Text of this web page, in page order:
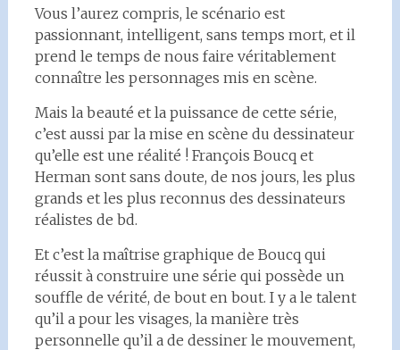
Vous l’aurez compris, le scénario est
passionnant, intelligent, sans temps mort, et il
prend le temps de nous faire véritablement
connaître les personnages mis en scène.
Mais la beauté et la puissance de cette série,
c’est aussi par la mise en scène du dessinateur
qu’elle est une réalité ! François Boucq et
Herman sont sans doute, de nos jours, les plus
grands et les plus reconnus des dessinateurs
réalistes de bd.
Et c’est la maîtrise graphique de Boucq qui
réussit à construire une série qui possède un
souffle de vérité, de bout en bout. I y a le talent
qu’il a pour les visages, la manière très
personnelle qu’il a de dessiner le mouvement,